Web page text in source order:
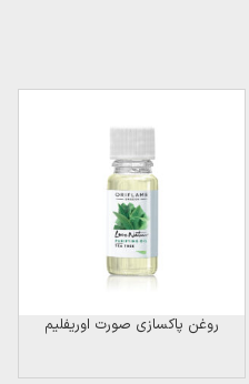
روغن پاکسازی صورت اوریفلیم